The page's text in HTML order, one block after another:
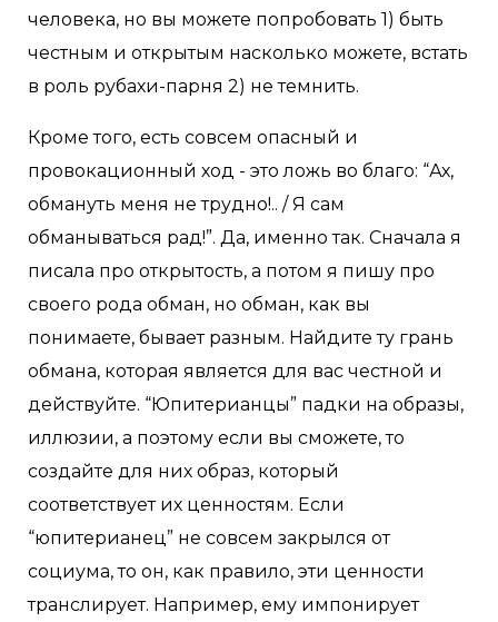
человека, но вы можете попробовать 1) быть
честным и открытым насколько можете, встать
в роль рубахи-парня 2) не темнить.
Кроме того, есть совсем опасный и
провокационный ход - это ложь во благо: “Ах,
обмануть меня не трудно!.. / Я сам
обманываться рад!”. Да, именно так. Сначала я
писала про открытость, а потом я пишу про
своего рода обман, но обман, как вы
понимаете, бывает разным. Найдите ту грань
обмана, которая является для вас честной и
действуйте. “Юпитерианцы” падки на образы,
иллюзии, а поэтому если вы сможете, то
создайте для них образ, который
соответствует их ценностям. Если
“юпитерианец” не совсем закрылся от
социума, то он, как правило, эти ценности
транслирует. Например, ему импонирует